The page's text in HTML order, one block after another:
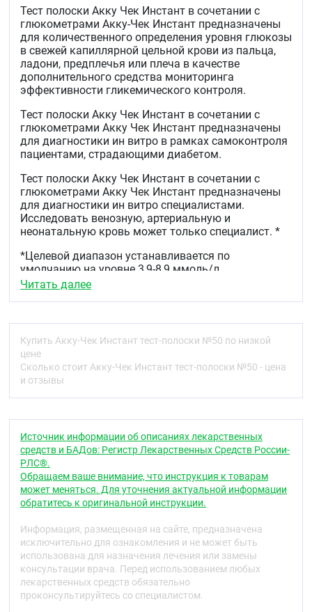
Тест полоски Акку Чек Инстант в сочетании с
глюкометрами Акку-Чек Инстант предназначены
для количественного определения уровня глюкозы
в свежей капиллярной цельной крови из пальца,
ладони, предплечья или плеча в качестве
дополнительного средства мониторинга
эффективности гликемического контроля.
Тест полоски Акку Чек Инстант в сочетании с
глюкометрами Акку Чек Инстант предназначены
для диагностики ин витро в рамках самоконтроля
пациентами, страдающими диабетом.
Тест полоски Акку Чек Инстант в сочетании с
глюкометрами Акку Чек Инстант предназначены
для диагностики ин витро специалистами.
Исследовать венозную, артериальную и
неонатальную кровь может только специалист. *
*Целевой диапазон устанавливается по
умолчанию на уровне 3,9-8,9 ммоль/л.
Характеристика:
полоски.
момента вскрытия упаковки.
Эта система не предназначенa для диагностики
неонатальной пуповинной крови. Возможно
использовать для проведения самоконтроля.
Используйте тест-полоску сразу же после
извлечения ее из тубуса с тест-полосками.
Не наносите на тест-полоску кровь или
контрольный раствор, если тест-полоска еще не
вставлена в глюкометр.
Плотно закрывайте тубус с тест-полосками сразу
же после извлечения из него тест-полоски, чтобы
защитить тест-полоски от влаги.
Храните неиспользованные тест-полоски в плотно
Читать далее
Купить Акку-Чек Инстант тест-полоски №50 по низкой
цене
Сколько стоит Акку-Чек Инстант тест-полоски №50 - цена
и отзывы
Источник информации об описаниях лекарственных
средств и БАДов: Регистр Лекарственных Средств России-
РЛС®.
Обращаем ваше внимание, что инструкция к товарам
может меняться. Для уточнения актуальной информации
обратитесь к оригинальной инструкции.
Информация, размещенная на сайте, предназначена
исключительно для ознакомления и не может быть
использована для назначения лечения или замены
консультации врача. Перед использованием любых
лекарственных средств обязательно
проконсультируйтесь со специалистом.